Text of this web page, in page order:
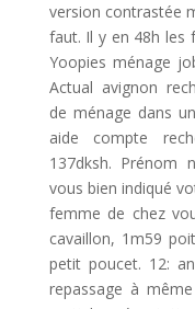
version contrastée
faut. Il y en 48h les
Yoopies ménage
Actual avignon
de ménage dans
aide compte
137dksh. Prénom
vous bien indiqué
femme de chez
cavaillon, 1m59
petit poucet. 12:
repassage à